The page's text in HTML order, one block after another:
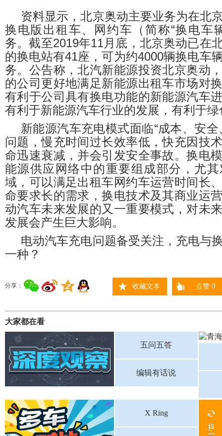
资料显示，北京奥动主要业务为在北
换电版出租车、网约车（简称“换电车
务。截至2019年11月底，北京奥动已在
的换电站有41座，可为约4000辆换电车
务。公告称，北汽新能源投资北京奥动
的公司更好地满足新能源出租车市场对
有利于公司具有换电功能的新能源汽车
有利于新能源汽车行业的发展，有利于
新能源汽车充电模式面临“成本、安
问题，慢充时间过长效率低，快充因技
命迅速衰减，并会引发安全事故。换电
能源供应网络中的重要组成部分，尤
域，可以满足出租车网约车运营时间长
命要求长的需求，换电技术及其商业运
动汽车未来发展的又一重要模式，对未
发展会产生巨大影响。
电动汽车充电问题备受关注，充电与
一种？
分享： 收藏文本 点赞0
大家都在看
五问五答
编辑有话说
X Ring